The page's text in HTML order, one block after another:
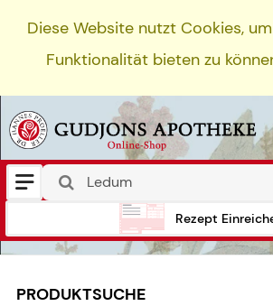
Diese Website nutzt Cookies,
Funktionalität bieten zu
Rezept
PRODUKTSUCHE